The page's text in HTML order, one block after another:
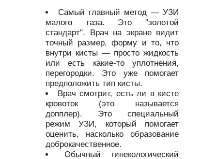
Самый главный метод — УЗИ
малого таза. Это "золотой
стандарт". Врач на экране видит
точный размер, форму и то, что
внутри кисты — просто жидкость
или есть какие-то уплотнения,
перегородки. Это уже помогает
предположить тип кисты.
Врач смотрит, есть ли в кисте
кровоток (это называется
допплер). Это специальный
режим УЗИ, который помогает
оценить, насколько образование
доброкачественное.
Обычный гинекологический